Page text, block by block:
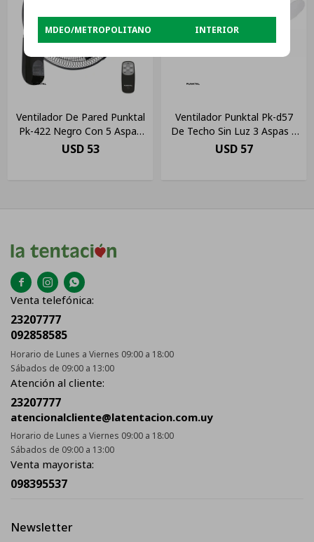
Ventilador De Pared Punktal
Pk-422 Negro Con 5 Aspas
40cm De Diámetro
USD 53
Ventilador Punktal Pk-d57
De Techo Sin Luz 3 Aspas 5
Velocidades Diámetro 56
USD 57
  
Venta telefónica:
23207777
092858585
Horario de Lunes a Viernes 09:00 a 18:00
Sábados de 09:00 a 13:00
Atención al cliente:
23207777
atencionalcliente@latentacion.com.uy
Horario de Lunes a Viernes 09:00 a 18:00
Sábados de 09:00 a 13:00
Venta mayorista:
098395537
Newsletter
MDEO/METROPOLITANO INTERIOR